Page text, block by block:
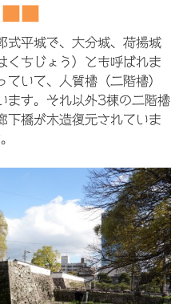
式平城で、大分城、荷揚城
くちじょう）とも呼ばれま
いて、人質櫓（二階櫓）
ます。それ以外3棟の二階櫓
下橋が木造復元されていま